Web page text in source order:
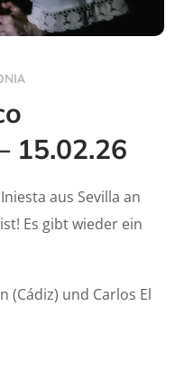
15.02.26
aus Sevilla an
Es gibt wieder ein
(Cádiz) und Carlos El